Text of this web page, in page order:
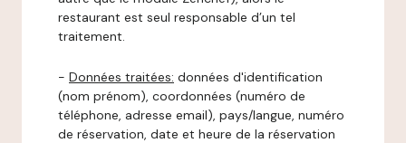
restaurant est seul responsable d’un tel
traitement.
- Données traitées: données d'identification
(nom prénom), coordonnées (numéro de
téléphone, adresse email), pays/langue, numéro
de réservation, date et heure de la réservation